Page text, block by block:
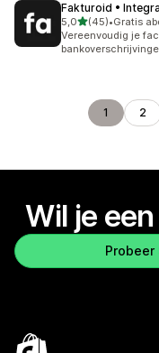
Fakturoid •
5,0van 5 sterren
(45)
45 recensies in
•Gratis
Vereenvoudig je
1 2
Wil je
Probeer